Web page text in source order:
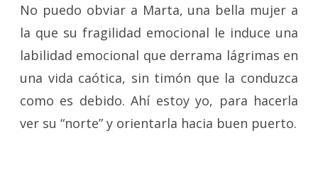
No puedo obviar a Marta, una bella mujer a
la que su fragilidad emocional le induce una
labilidad emocional que derrama lágrimas en
una vida caótica, sin timón que la conduzca
como es debido. Ahí estoy yo, para hacerla
ver su “norte” y orientarla hacia buen puerto.